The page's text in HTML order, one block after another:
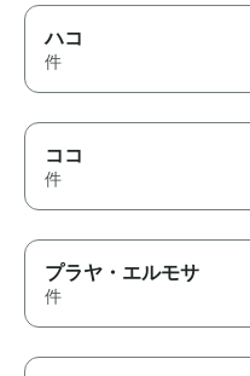
ハコ
件
ココ
件
プラヤ・エルモサ
件